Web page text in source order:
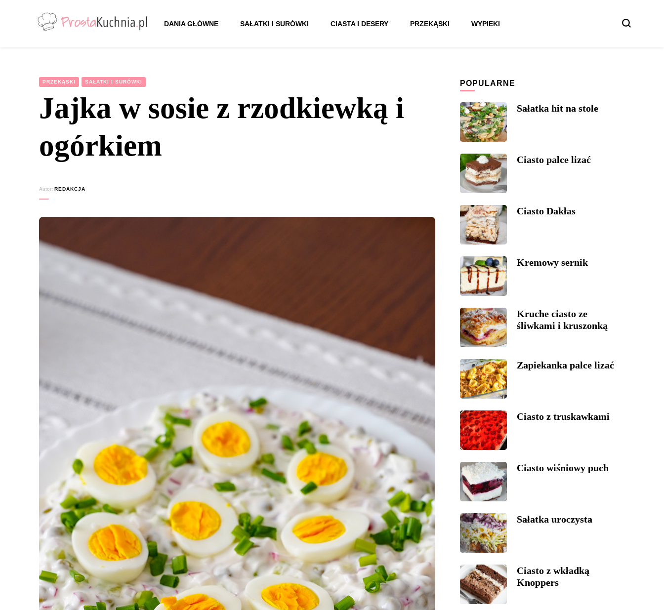
DANIA GŁÓWNE SAŁATKI I SURÓWKI CIASTA I DESERY PRZEKĄSKI WYPIEKI
PRZEKĄSKI SAŁATKI I SURÓWKI
Jajka w sosie z rzodkiewką i
ogórkiem
Autor: REDAKCJA
POPULARNE
Sałatka hit na stole
Ciasto palce lizać
Ciasto Dakłas
Kremowy sernik
Kruche ciasto ze
śliwkami i kruszonką
Zapiekanka palce lizać
Ciasto z truskawkami
Ciasto wiśniowy puch
Sałatka uroczysta
Ciasto z wkładką
Knoppers